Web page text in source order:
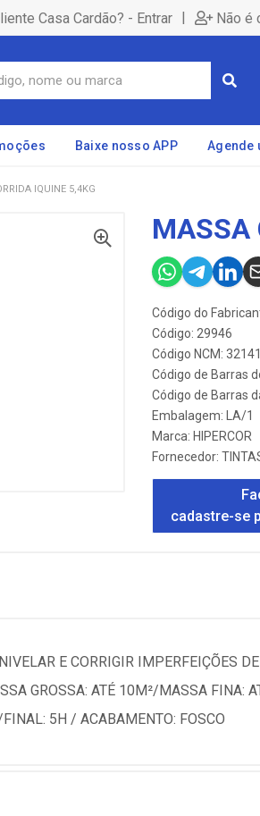
Casa Cardão? - Entrar | Não é
Baixe nosso APP Agende
IQUINE 5,4KG
MASSA
Código do
Código: 29946
Código NCM:
Código de Barras
Código de Barras
Embalagem: LA/1
Marca: HIPERCOR
Fornecedor:
cadastre-se
E CORRIGIR IMPERFEIÇÕES
GROSSA: ATÉ 10M²/MASSA FINA:
5H / ACABAMENTO: FOSCO